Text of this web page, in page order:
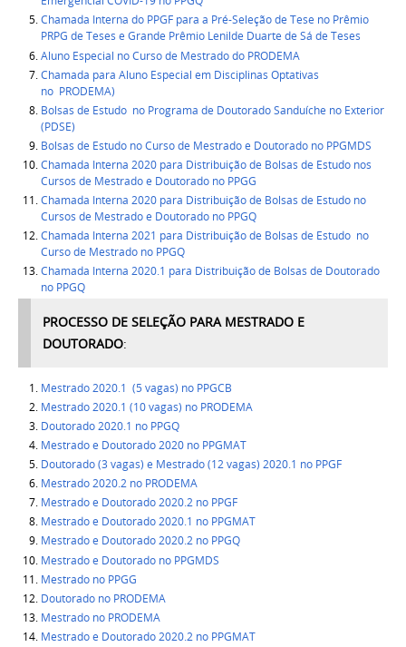
Chamada Interna do PPGF para a Pré-Seleção de Tese no Prêmio
PRPG de Teses e Grande Prêmio Lenilde Duarte de Sá de Teses
Aluno Especial no Curso de Mestrado do PRODEMA
Chamada para Aluno Especial em Disciplinas Optativas
no PRODEMA)
Bolsas de Estudo no Programa de Doutorado Sanduíche no Exterior
(PDSE)
Bolsas de Estudo no Curso de Mestrado e Doutorado no PPGMDS
Chamada Interna 2020 para Distribuição de Bolsas de Estudo nos
Cursos de Mestrado e Doutorado no PPGG
Chamada Interna 2020 para Distribuição de Bolsas de Estudo no
Cursos de Mestrado e Doutorado no PPGQ
Chamada Interna 2021 para Distribuição de Bolsas de Estudo no
Curso de Mestrado no PPGQ
Chamada Interna 2020.1 para Distribuição de Bolsas de Doutorado
no PPGQ
PROCESSO DE SELEÇÃO PARA MESTRADO E
DOUTORADO:
Mestrado 2020.1 (5 vagas) no PPGCB
Mestrado 2020.1 (10 vagas) no PRODEMA
Doutorado 2020.1 no PPGQ
Mestrado e Doutorado 2020 no PPGMAT
Doutorado (3 vagas) e Mestrado (12 vagas) 2020.1 no PPGF
Mestrado 2020.2 no PRODEMA
Mestrado e Doutorado 2020.2 no PPGF
Mestrado e Doutorado 2020.1 no PPGMAT
Mestrado e Doutorado 2020.2 no PPGQ
Mestrado e Doutorado no PPGMDS
Mestrado no PPGG
Doutorado no PRODEMA
Mestrado no PRODEMA
Mestrado e Doutorado 2020.2 no PPGMAT